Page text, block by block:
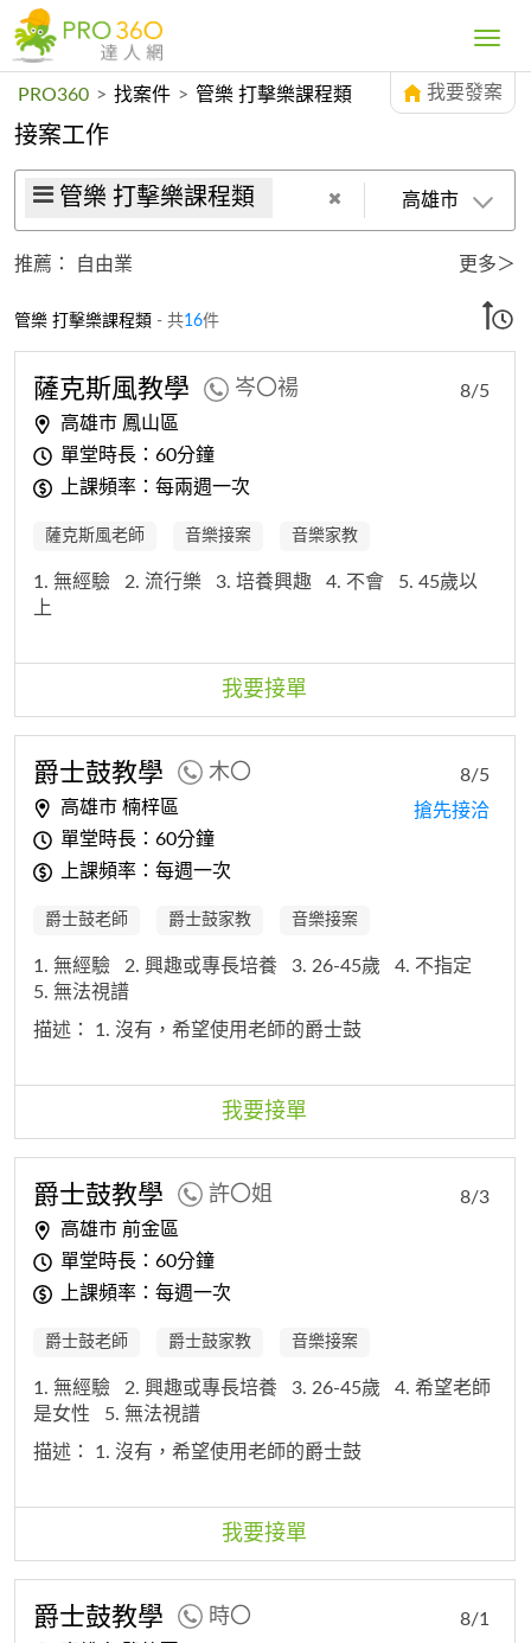
Toggle
PRO360 > 找案件 > 管樂 打擊樂課程類 我要發案
接案工作
管樂 打擊樂課程類 高雄市
推薦： 自由業 更多＞
管樂 打擊樂課程類 - 共16件
薩克斯風教學 岑〇禓
高雄市 鳳山區
單堂時長：60分鐘
上課頻率：每兩週一次
8/5
薩克斯風老師 音樂接案 音樂家教
1. 無經驗 2. 流行樂 3. 培養興趣 4. 不會
5. 45歲以
上
我要接單
爵士鼓教學 木〇
高雄市 楠梓區
單堂時長：60分鐘
上課頻率：每週一次
8/5
搶先接洽
爵士鼓老師 爵士鼓家教 音樂接案
1. 無經驗 2. 興趣或專長培養 3. 26-45歲
4. 不指定
5. 無法視譜
描述： 1. 沒有，希望使用老師的爵士鼓
我要接單
爵士鼓教學 許〇姐
高雄市 前金區
單堂時長：60分鐘
上課頻率：每週一次
8/3
爵士鼓老師 爵士鼓家教 音樂接案
1. 無經驗 2. 興趣或專長培養 3. 26-45歲
4. 希望老師
是女性
5. 無法視譜
描述： 1. 沒有，希望使用老師的爵士鼓
我要接單
爵士鼓教學 時〇 8/1